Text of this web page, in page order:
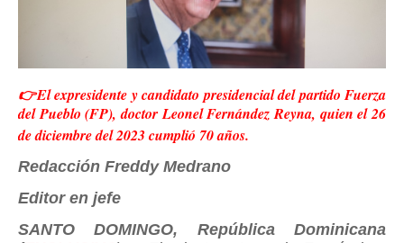
👉El expresidente y candidato presidencial del partido Fuerza
del Pueblo (FP), doctor Leonel Fernández Reyna, quien el 26
de diciembre del 2023 cumplió 70 años.
Redacción Freddy Medrano
Editor en jefe
SANTO DOMINGO, República Dominicana